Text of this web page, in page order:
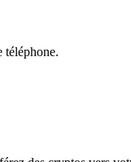
téléphone.